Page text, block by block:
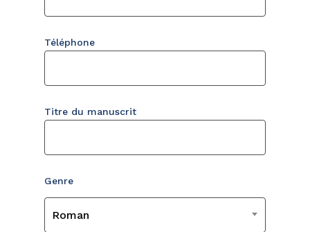
Téléphone
Titre du manuscrit
Genre
Roman